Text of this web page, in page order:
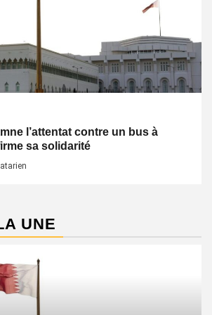
l’attentat contre un bus à
sa solidarité
UNE